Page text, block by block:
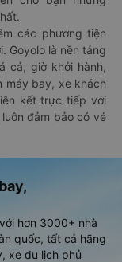
các phương tiện
Goyolo là nền tảng
cả, giờ khởi hành,
máy bay, xe khách
kết trực tiếp với
đảm bảo có vé
hơn 3000+ nhà
quốc, tất cả hãng
xe du lịch phủ